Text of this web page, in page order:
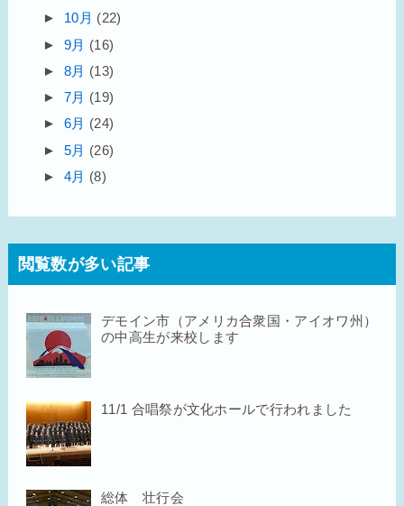
► 10月 (22)
► 9月 (16)
► 8月 (13)
► 7月 (19)
► 6月 (24)
► 5月 (26)
► 4月 (8)
閲覧数が多い記事
デモイン市（アメリカ合衆国・アイオワ州）
の中高生が来校します
11/1 合唱祭が文化ホールで行われました
総体 壮行会